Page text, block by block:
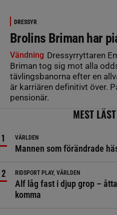
DRESSYR
Brolins Briman har
Vändning Dressyrryttaren
Briman tog sig mot alla
tävlingsbanorna efter en
är karriären definitivt över.
pensionär.
MEST
VÄRLDEN
Mannen som förändrade
RIDSPORT PLAY, VÄRLDEN
Alf låg fast i djup grop –
komma